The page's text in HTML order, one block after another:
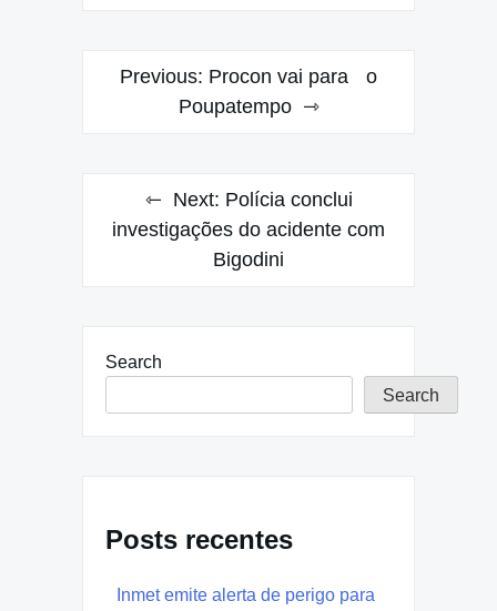
Post
navigation
Previous: Procon vai para o
Poupatempo
Next: Polícia conclui
investigações do acidente com
Bigodini
Search
Search
Posts recentes
Inmet emite alerta de perigo para